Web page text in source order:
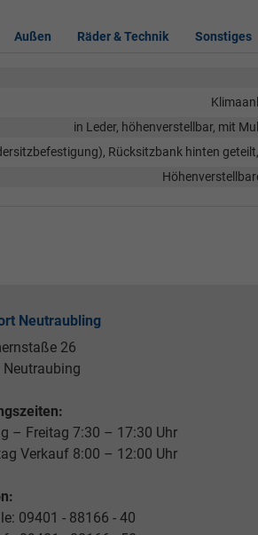
Außen Räder & Technik Sonstiges
in Leder, höhenverstellbar, mit
Rücksitzbank hinten
Neutraubling
26
Neutraubing
– Freitag 7:30 – 17:30 Uhr
Verkauf 8:00 – 12:00 Uhr
09401 - 88166 - 40